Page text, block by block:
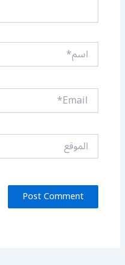
اسم*
Email*
الموقع